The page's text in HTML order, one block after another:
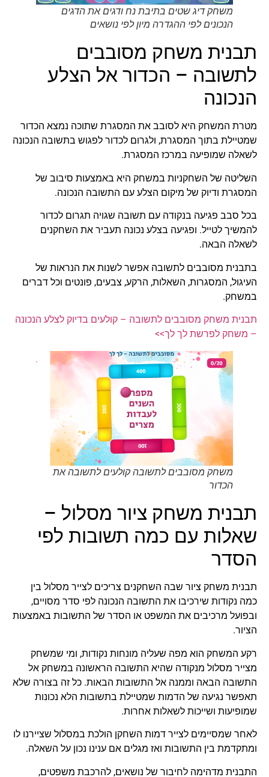
משחק דיג שטים בתיבת נח ודגים את הדגים
הנכונים לפי ההגדרה מיון לפי נושאים
תבנית משחק מסובבים
לתשובה – הכדור אל הצלע
הנכונה
מטרת המשחק היא לסובב את המסגרת שתוכה נמצא הכדור
שמטיילת בתוך המסגרת, ולגרום לכדור לפגוש בתשובה הנכונה
לשאלה שמופיעה במרכז המסגרת.
השליטה של השחקניות במשחק היא באמצעות סיבוב של
המסגרת ודיוק של מיקום הצלע עם התשובה הנכונה.
בכל סבב פגיעה בנקודה עם תשובה שגויה תגרום לכדור
להמשיך לטייל. ופגיעה בצלע נכונה תעביר את השחקנים
לשאלה הבאה.
בתבנית מסובבים לתשובה אפשר לשנות את הנראות של
העיגול, המסגרות, השאלות, הרקע, צבעים, פונטים וכל דברים
במשחק.
תבנית משחק מסובבים לתשובה – קולעים בדיוק לצלע הנכונה
– משחק לפרשת לך לך>>
משחק מסובבים לתשובה קולעים לתשובה את
הכדור
תבנית משחק ציור מסלול –
שאלות עם כמה תשובות לפי
הסדר
תבנית משחק ציור שבה השחקנים צריכים לצייר מסלול בין
כמה נקודות שירכיבו את התשובה הנכונה לפי סדר מסויים,
ובפועל מרכיבים את המשפט או הסדר של התשובות באמצעות
הציור.
רקע המשחק הוא מפה שעליה מונחות נקודות, ומי שמשחק
מצייר מסלול מנקודה שהיא התשובה הראשונה במשחק אל
התשובה הבאה וממנה אל התשובות הבאות. כל זה בצורה שלא
תאפשר נגיעה של הדמות שמטיילת בתשובות הלא נכונות
שמופיעות ושייכות לשאלות אחרות.
לאחר שמסיימים לצייר דמות השחקן הולכת במסלול שציירנו לו
ומתקדמת בין התשובות ואז מגלים אם ענינו נכון על השאלה.
התבנית מדהימה לחיבור של נושאים, להרכבת משפטים,